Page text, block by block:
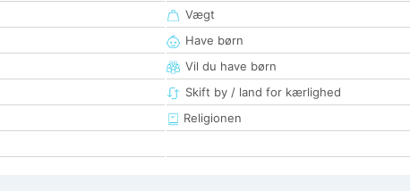
Vægt
Have børn
Vil du have børn
Skift by / land for kærlighed
Religionen